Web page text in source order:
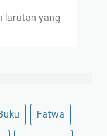
larutan yang
Fatwa